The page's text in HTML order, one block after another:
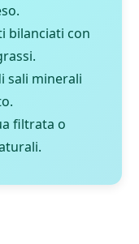
bilanciati con
sali minerali
filtrata o